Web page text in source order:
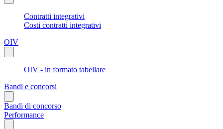
Contratti integrativi
Costi contratti integrativi
OIV
OIV - in formato tabellare
Bandi e concorsi
Bandi di concorso
Performance